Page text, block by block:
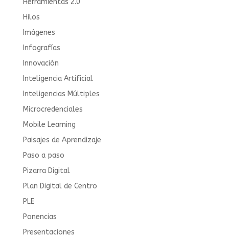
Herramientas 2.0
Hilos
Imágenes
Infografías
Innovación
Inteligencia Artificial
Inteligencias Múltiples
Microcredenciales
Mobile Learning
Paisajes de Aprendizaje
Paso a paso
Pizarra Digital
Plan Digital de Centro
PLE
Ponencias
Presentaciones